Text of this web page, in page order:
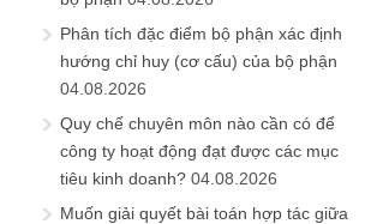
Phân tích đặc điểm bộ phận xác định
hướng chỉ huy (cơ cấu) của bộ phận
04.08.2026
Quy chế chuyên môn nào cần có để
công ty hoạt động đạt được các mục
tiêu kinh doanh? 04.08.2026
Muốn giải quyết bài toán hợp tác giữa